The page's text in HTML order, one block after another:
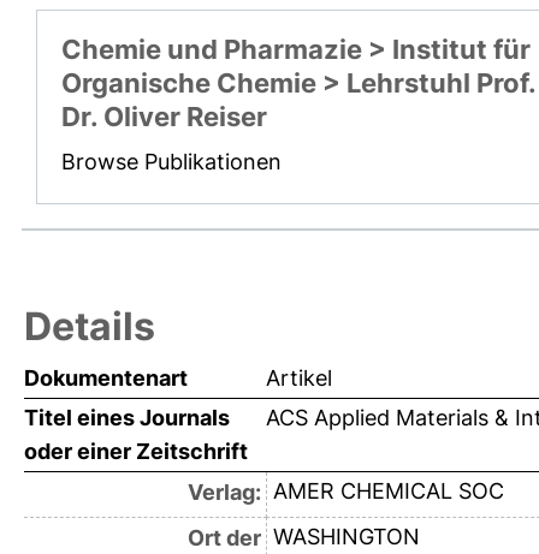
Chemie und Pharmazie > Institut für
Organische Chemie > Lehrstuhl Prof.
Dr. Oliver Reiser
Browse Publikationen
Details
Dokumentenart
Artikel
Titel eines Journals
oder einer Zeitschrift
ACS Applied Materials &
Verlag: AMER CHEMICAL SOC
Ort der WASHINGTON